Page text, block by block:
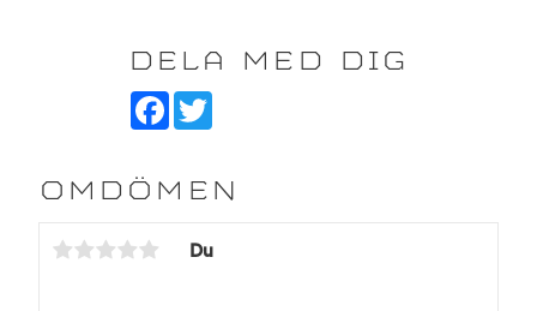
DELA MED DIG
F
b
o
T
t
e
OMDÖMEN
Du